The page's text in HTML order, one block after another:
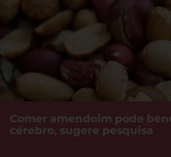
Comer amendoim pode
cérebro, sugere pesquisa